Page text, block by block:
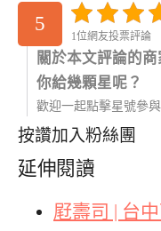
5
1位網友投票評論
關於本文評論的
你給幾顆星呢？
歡迎一起點擊星號參與
按讚加入粉絲團
延伸閱讀
屘壽司 | 台